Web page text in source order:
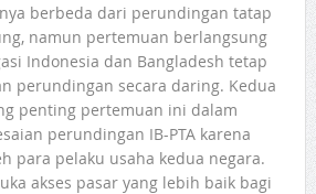
berbeda dari perundingan tatap
namun pertemuan berlangsung
Indonesia dan Bangladesh tetap
perundingan secara daring. Kedua
penting pertemuan ini dalam
perundingan IB-PTA karena
para pelaku usaha kedua negara.
akses pasar yang lebih baik bagi